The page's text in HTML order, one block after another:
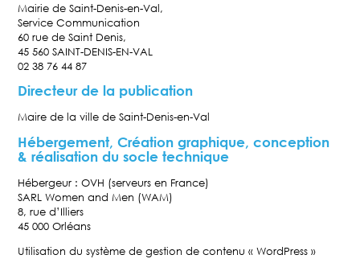
Mairie de Saint-Denis-en-Val,
Service Communication
60 rue de Saint Denis,
45 560 SAINT-DENIS-EN-VAL
02 38 76 44 87
Directeur de la publication
Maire de la ville de Saint-Denis-en-Val
Hébergement, Création graphique, conception
& réalisation du socle technique
Hébergeur : OVH (serveurs en France)
SARL Women and Men (WAM)
8, rue d’Illiers
45 000 Orléans
Utilisation du système de gestion de contenu « WordPress »